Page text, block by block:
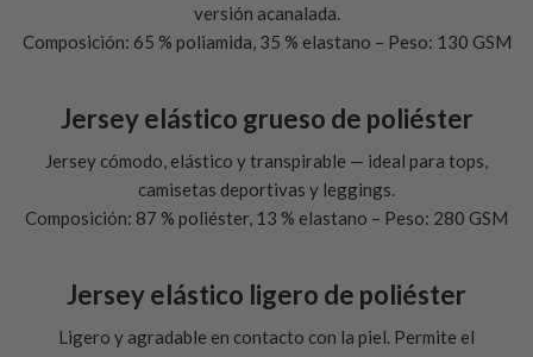
versión acanalada.
Composición: 65 % poliamida, 35 % elastano – Peso: 130 GSM
Jersey elástico grueso de poliéster
Jersey cómodo, elástico y transpirable — ideal para tops,
camisetas deportivas y leggings.
Composición: 87 % poliéster, 13 % elastano – Peso: 280 GSM
Jersey elástico ligero de poliéster
Ligero y agradable en contacto con la piel. Permite el